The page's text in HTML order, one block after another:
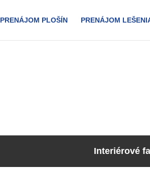
PRENÁJOM PLOŠÍN PRENÁJOM
Interiérové